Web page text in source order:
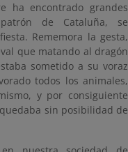
ha encontrado grandes
de Cataluña, se
Rememora la gesta,
que matando al dragón
sometido a su voraz
todos los animales,
y por consiguiente
sin posibilidad de